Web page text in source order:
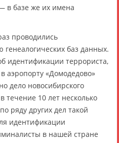
в базе же их имена
проводились
баз данных.
идентификации террориста,
аэропорту «Домодедово»
дело новосибирского
течение 10 лет несколько
ряду других дел такой
идентификации
в нашей стране